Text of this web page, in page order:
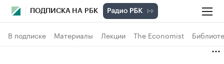
ПОДПИСКА НА РБК
В подписке Материалы Лекции The Economist